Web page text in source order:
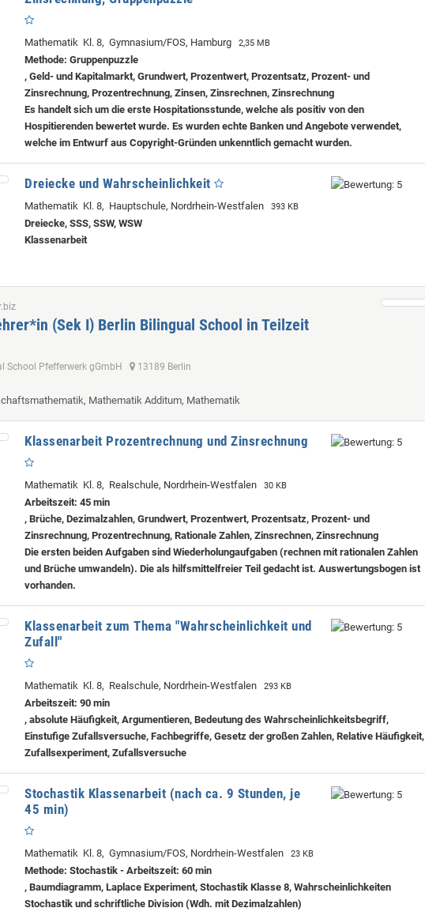
Mathematik Kl. 8, Gymnasium/FOS, Hamburg 2,35 MB
Methode: Gruppenpuzzle
, Geld- und Kapitalmarkt, Grundwert, Prozentwert, Prozentsatz, Prozent- und
Zinsrechnung, Prozentrechnung, Zinsen, Zinsrechnen, Zinsrechnung
Es handelt sich um die erste Hospitationsstunde, welche als positiv von den
Hospitierenden bewertet wurde. Es wurden echte Banken und Angebote verwendet,
welche im Entwurf aus Copyright-Gründen unkenntlich gemacht wurden.
Dreiecke und Wahrscheinlichkeit
Mathematik Kl. 8, Hauptschule, Nordrhein-Westfalen 393 KB
Dreiecke, SSS, SSW, WSW
Klassenarbeit
(Sek I) Berlin Bilingual School in Teilzeit
School Pfefferwerk gGmbH 13189 Berlin
Mathematik Additum, Mathematik
Klassenarbeit Prozentrechnung und Zinsrechnung
Mathematik Kl. 8, Realschule, Nordrhein-Westfalen 30 KB
Arbeitszeit: 45 min
, Brüche, Dezimalzahlen, Grundwert, Prozentwert, Prozentsatz, Prozent- und
Zinsrechnung, Prozentrechnung, Rationale Zahlen, Zinsrechnen, Zinsrechnung
Die ersten beiden Aufgaben sind Wiederholungaufgaben (rechnen mit rationalen Zahlen
und Brüche umwandeln). Die als hilfsmittelfreier Teil gedacht ist. Auswertungsbogen ist
vorhanden.
Klassenarbeit zum Thema "Wahrscheinlichkeit und
Zufall"
Mathematik Kl. 8, Realschule, Nordrhein-Westfalen 293 KB
Arbeitszeit: 90 min
, absolute Häufigkeit, Argumentieren, Bedeutung des Wahrscheinlichkeitsbegriff,
Einstufige Zufallsversuche, Fachbegriffe, Gesetz der großen Zahlen, Relative Häufigkeit,
Zufallsexperiment, Zufallsversuche
Stochastik Klassenarbeit (nach ca. 9 Stunden, je
45 min)
Mathematik Kl. 8, Gymnasium/FOS, Nordrhein-Westfalen 23 KB
Methode: Stochastik - Arbeitszeit: 60 min
, Baumdiagramm, Laplace Experiment, Stochastik Klasse 8, Wahrscheinlichkeiten
Stochastik und schriftliche Division (Wdh. mit Dezimalzahlen)